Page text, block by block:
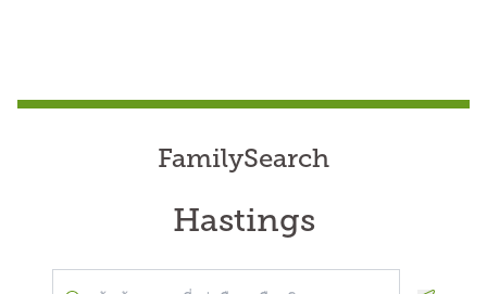
FamilySearch
Hastings